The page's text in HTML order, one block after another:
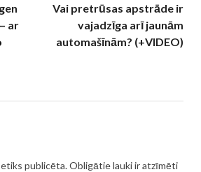
ar
Vai pretrūsas apstrāde ir
vajadzīga arī jaunām
automašīnām? (+VIDEO)
publicēta.Obligātie lauki ir atzīmēti